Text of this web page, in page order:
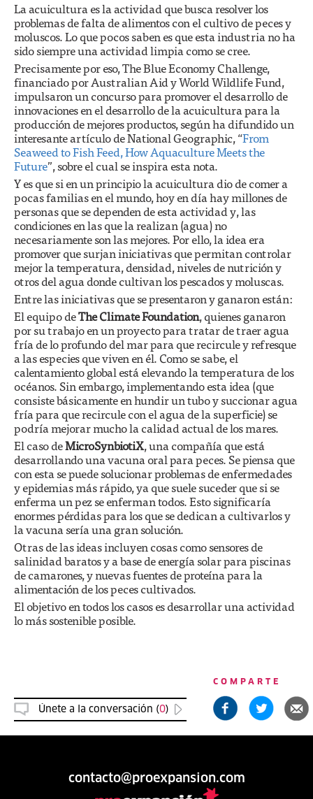
La acuicultura es la actividad que busca resolver los
problemas de falta de alimentos con el cultivo de peces y
moluscos. Lo que pocos saben es que esta industria no ha
sido siempre una actividad limpia como se cree.
Precisamente por eso, The Blue Economy Challenge,
financiado por Australian Aid y World Wildlife Fund,
impulsaron un concurso para promover el desarrollo de
innovaciones en el desarrollo de la acuicultura para la
producción de mejores productos, según ha difundido un
interesante artículo de National Geographic, “From
Seaweed to Fish Feed, How Aquaculture Meets the
Future”, sobre el cual se inspira esta nota.
Y es que si en un principio la acuicultura dio de comer a
pocas familias en el mundo, hoy en día hay millones de
personas que se dependen de esta actividad y, las
condiciones en las que la realizan (agua) no
necesariamente son las mejores. Por ello, la idea era
promover que surjan iniciativas que permitan controlar
mejor la temperatura, densidad, niveles de nutrición y
otros del agua donde cultivan los pescados y moluscas.
Entre las iniciativas que se presentaron y ganaron están:
El equipo deThe Climate Foundation, quienes ganaron
por su trabajo en un proyecto para tratar de traer agua
fría de lo profundo del mar para que recircule y refresque
a las especies que viven en él. Como se sabe, el
calentamiento global está elevando la temperatura de los
océanos. Sin embargo, implementando esta idea (que
consiste básicamente en hundir un tubo y succionar agua
fría para que recircule con el agua de la superficie) se
podría mejorar mucho la calidad actual de los mares.
El caso deMicroSynbiotiX, una compañía que está
desarrollando una vacuna oral para peces. Se piensa que
con esta se puede solucionar problemas de enfermedades
y epidemias más rápido, ya que suele suceder que si se
enferma un pez se enferman todos. Esto significaría
enormes pérdidas para los que se dedican a cultivarlos y
la vacuna sería una gran solución.
Otras de las ideas incluyen cosas como sensores de
salinidad baratos y a base de energía solar para piscinas
de camarones, y nuevas fuentes de proteína para la
alimentación de los peces cultivados.
El objetivo en todos los casos es desarrollar una actividad
lo más sostenible posible.
Únete a la conversación (0)
COMPARTE
contacto@proexpansion.com